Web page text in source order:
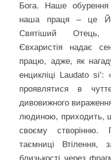
Бога. Наше
наша праця – це
Святіший Отець,
Євхаристія надає
працю, адже, як
енцикліці Laudato si’:
проявлятися в
дивовижного
людиною, приходить,
своєму створінню.
таємниці Втілення,
близькості через